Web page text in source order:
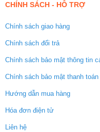
CHÍNH SÁCH - HỖ TRỢ
Chính sách giao hàng
Chính sách đổi trả
Chính sách bảo mật thông tin
Chính sách bảo mật thanh toán
Hướng dẫn mua hàng
Hóa đơn điện tử
Liên hệ